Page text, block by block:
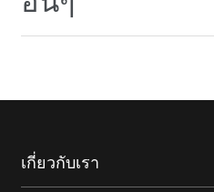
เกี่ยวกับเรา